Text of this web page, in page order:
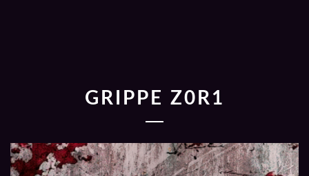
GRIPPE Z0R1